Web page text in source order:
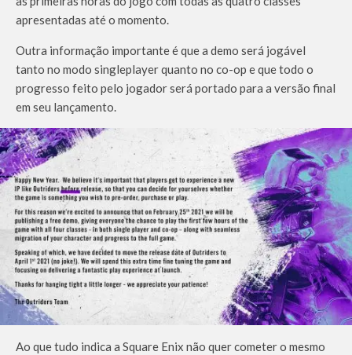
apresentadas até o momento.
Outra informação importante é que a demo será jogável
tanto no modo singleplayer quanto no co-op e que todo o
progresso feito pelo jogador será portado para a versão final
em seu lançamento.
Ao que tudo indica a Square Enix não quer cometer o mesmo